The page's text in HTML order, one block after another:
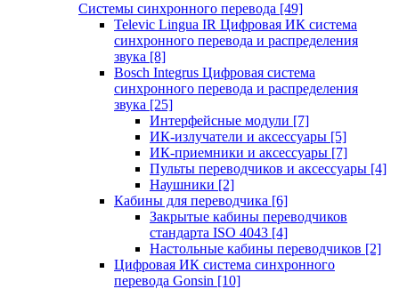
Системы синхронного перевода [49]
Televic Lingua IR Цифровая ИК система
синхронного перевода и распределения
звука [8]
Bosch Integrus Цифровая система
синхронного перевода и распределения
звука [25]
Интерфейсные модули [7]
ИК-излучатели и аксессуары [5]
ИК-приемники и аксессуары [7]
Пульты переводчиков и аксессуары [4]
Наушники [2]
Кабины для переводчика [6]
Закрытые кабины переводчиков
стандарта ISO 4043 [4]
Настольные кабины переводчиков [2]
Цифровая ИК система синхронного
перевода Gonsin [10]